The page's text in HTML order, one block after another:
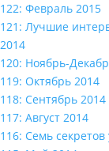
122: Февраль 2015
121: Лучшие
2014
120: Ноябрь-
119: Октябрь 2014
118: Сентябрь 2014
117: Август 2014
116: Семь